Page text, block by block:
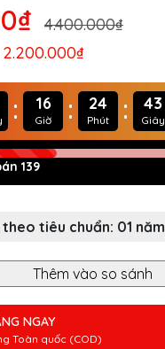
4.400.000₫
2.200.000₫
: 16
Giờ : 24
Phút : 41
Giây
139
tiêu chuẩn: 01 năm
NGAY
Toàn quốc (COD)